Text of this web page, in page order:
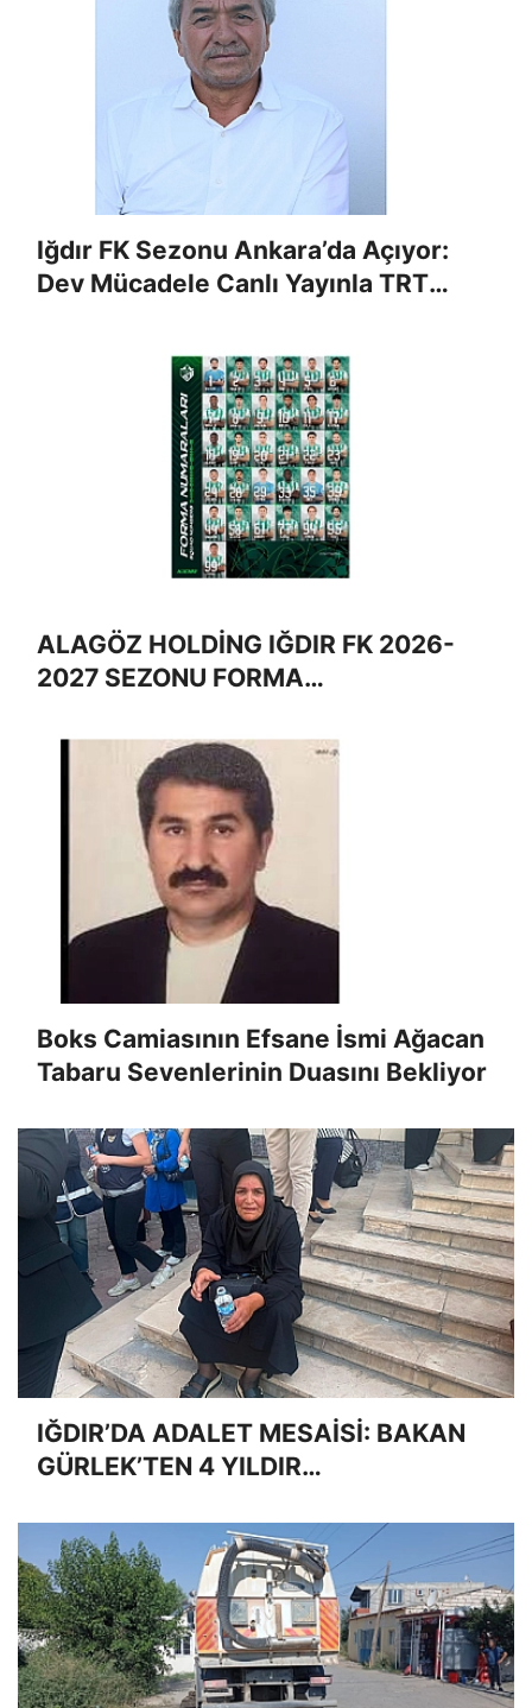
Iğdır FK Sezonu Ankara’da Açıyor:
Dev Mücadele Canlı Yayınla TRT
ALAGÖZ HOLDİNG IĞDIR FK 2026-
2027 SEZONU FORMA
Boks Camiasının Efsane İsmi Ağacan
Tabaru Sevenlerinin Duasını Bekliyor
IĞDIR’DA ADALET MESAİSİ: BAKAN
GÜRLEK’TEN 4 YILDIR
"TAKİPÇİSİ OLACAĞIM" SÖZü